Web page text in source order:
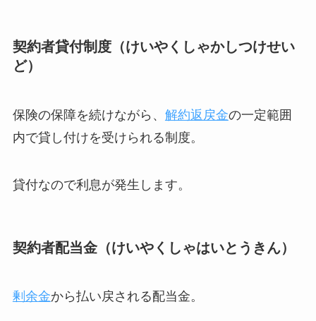
契約者貸付制度（けいやくしゃかしつけせい
ど）
保険の保障を続けながら、 解約返戻金の一定範囲
内で貸し付けを受けられる制度。
貸付なので利息が発生します。
契約者配当金（けいやくしゃはいとうきん）
剰余金から払い戻される配当金。